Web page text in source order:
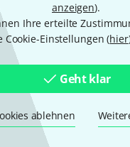
anzeigen).
Ihre erteilte
Cookie-Einstellungen (hier
Geht klar
ablehnen
09546-9223-30 im Chat ...
auch bei Mikrofonen die
für ein risikoloses und
nach dem Kauf bietet die
und sorgenfreie Sicherheit.